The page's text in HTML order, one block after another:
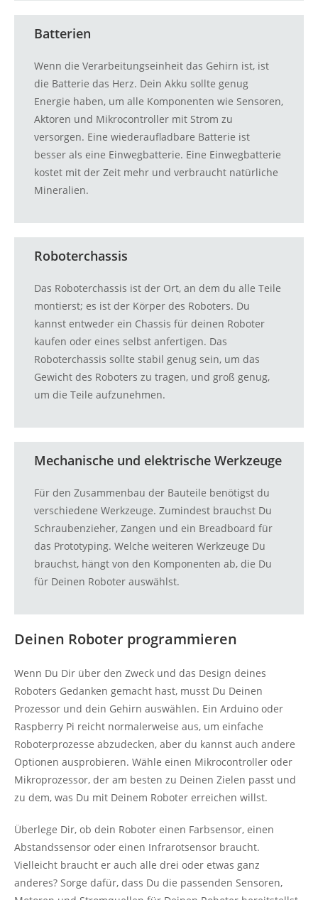
Batterien
Wenn die Verarbeitungseinheit das Gehirn ist, ist
die Batterie das Herz. Dein Akku sollte genug
Energie haben, um alle Komponenten wie Sensoren,
Aktoren und Mikrocontroller mit Strom zu
versorgen. Eine wiederaufladbare Batterie ist
besser als eine Einwegbatterie. Eine Einwegbatterie
kostet mit der Zeit mehr und verbraucht natürliche
Mineralien.
Roboterchassis
Das Roboterchassis ist der Ort, an dem du alle Teile
montierst; es ist der Körper des Roboters. Du
kannst entweder ein Chassis für deinen Roboter
kaufen oder eines selbst anfertigen. Das
Roboterchassis sollte stabil genug sein, um das
Gewicht des Roboters zu tragen, und groß genug,
um die Teile aufzunehmen.
Mechanische und elektrische Werkzeuge
Für den Zusammenbau der Bauteile benötigst du
verschiedene Werkzeuge. Zumindest brauchst Du
Schraubenzieher, Zangen und ein Breadboard für
das Prototyping. Welche weiteren Werkzeuge Du
brauchst, hängt von den Komponenten ab, die Du
für Deinen Roboter auswählst.
Deinen Roboter programmieren
Wenn Du Dir über den Zweck und das Design deines
Roboters Gedanken gemacht hast, musst Du Deinen
Prozessor und dein Gehirn auswählen. Ein Arduino oder
Raspberry Pi reicht normalerweise aus, um einfache
Roboterprozesse abzudecken, aber du kannst auch andere
Optionen ausprobieren. Wähle einen Mikrocontroller oder
Mikroprozessor, der am besten zu Deinen Zielen passt und
zu dem, was Du mit Deinem Roboter erreichen willst.
Überlege Dir, ob dein Roboter einen Farbsensor, einen
Abstandssensor oder einen Infrarotsensor braucht.
Vielleicht braucht er auch alle drei oder etwas ganz
anderes? Sorge dafür, dass Du die passenden Sensoren,